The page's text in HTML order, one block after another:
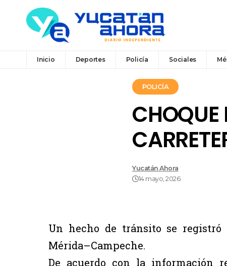
Inicio Deportes Policía Sociales
POLICÍA
CHOQUE
Yucatán Ahora
14 mayo, 2026
Un hecho de tránsito se registró
Mérida–Campeche.
De acuerdo con la información